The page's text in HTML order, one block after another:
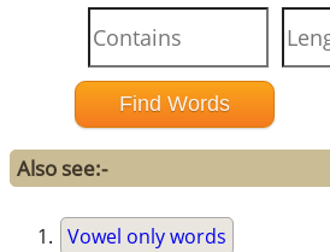
Also see:-
Vowel only words